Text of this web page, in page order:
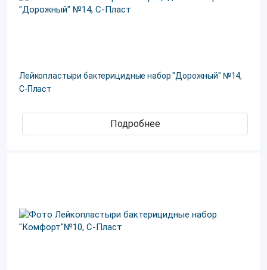
Лейкопластыри бактерицидные набор "Дорожный" №14,
С-Пласт
Подробнее